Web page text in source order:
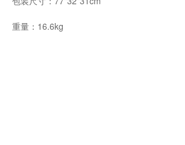
重量：16.6kg